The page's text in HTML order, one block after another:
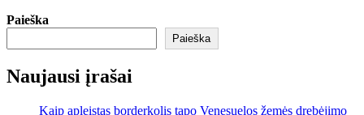
Paieška
Paieška
Naujausi įrašai
Kaip apleistas borderkolis tapo Venesuelos žemės drebėjimo